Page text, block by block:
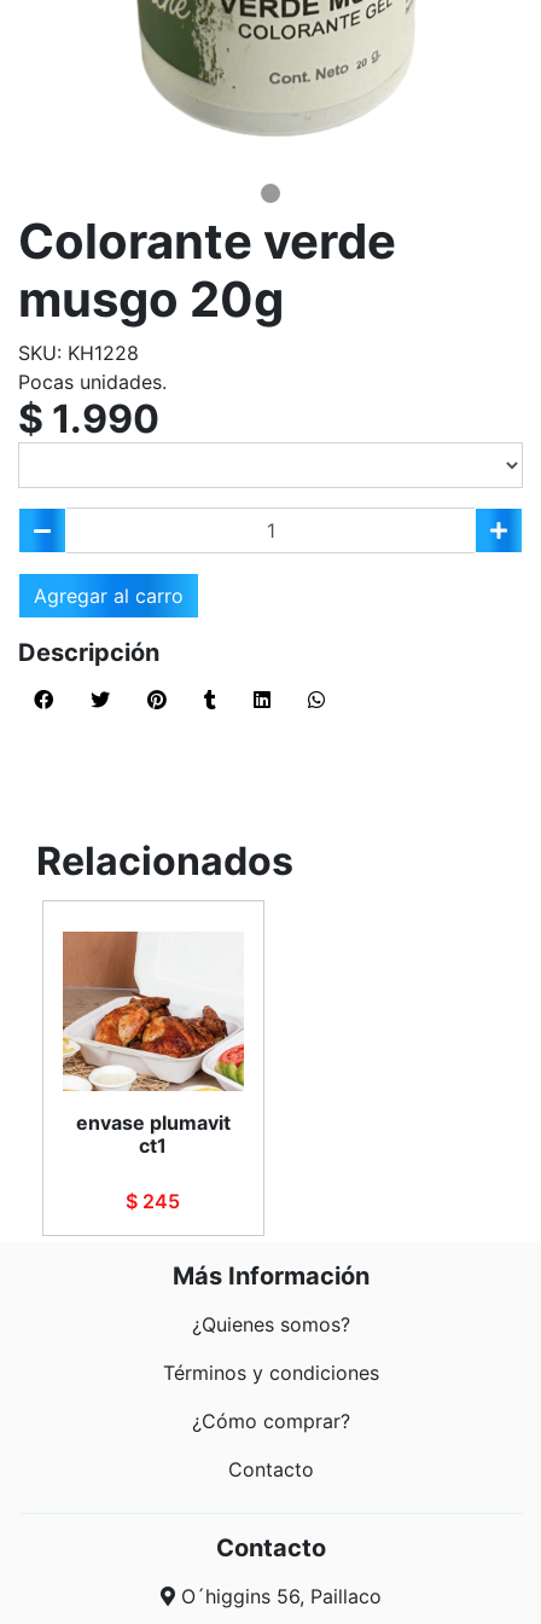
Colorante verde
musgo 20g
SKU: KH1228
Pocas unidades.
$ 1.990
Agregar al carro
Descripción
Relacionados
envase plumavit
ct1
$ 245
Más Información
¿Quienes somos?
Términos y condiciones
¿Cómo comprar?
Contacto
Contacto
O´higgins 56, Paillaco